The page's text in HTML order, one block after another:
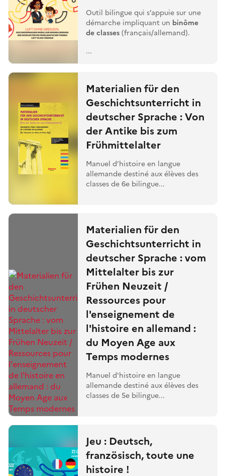
Outil bilingue qui s’appuie sur une
démarche impliquant un binôme
de classes (français/allemand).
...
Materialien für den
Geschichtsunterricht in
deutscher Sprache : Von
der Antike bis zum
Frühmittelalter
Manuel d’histoire en langue
allemande destiné aux élèves des
classes de 6e bilingue...
Materialien für den
Geschichtsunterricht in
deutscher Sprache : vom
Mittelalter bis zur
Frühen Neuzeit /
Ressources pour
l'enseignement de
l'histoire en allemand :
du Moyen Age aux
Temps modernes
Manuel d'histoire en langue
allemande destiné aux élèves des
classes de 5e bilingue...
Jeu : Deutsch,
französisch, toute une
histoire !